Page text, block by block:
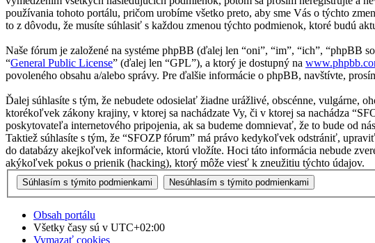
používania tohoto portálu, pričom urobíme všetko preto, aby sme Vás o týchto
to z dôvodu, že musíte súhlasiť s každou zmenou týchto podmienok, ktoré budú
Naše fórum je založené na systéme phpBB (ďalej len “oni”, “im”, “ich”,
“General Public License” (ďalej len “GPL”), a ktorý je dostupný na
povoleného obsahu a/alebo správy. Pre ďalšie informácie o phpBB, navštívte,
Ďalej súhlasíte s tým, že nebudete odosielať žiadne urážlivé, obscénne, vulgárne,
ktorékoľvek zákony krajiny, v ktorej sa nachádzate Vy, či v ktorej sa nachádza
poskytovateľa internetového pripojenia, ak sa budeme domnievať, že to bude od
Taktiež súhlasíte s tým, že “SFOZP fórum” má právo kedykoľvek odstrániť,
do databázy akejkoľvek informácie, ktorú vložíte. Hoci táto informácia nebude
akýkoľvek pokus o prienik (hacking), ktorý môže viesť k zneužitiu týchto údajov.
Obsah portálu
Všetky časy sú v UTC+02:00
Vymazať cookies